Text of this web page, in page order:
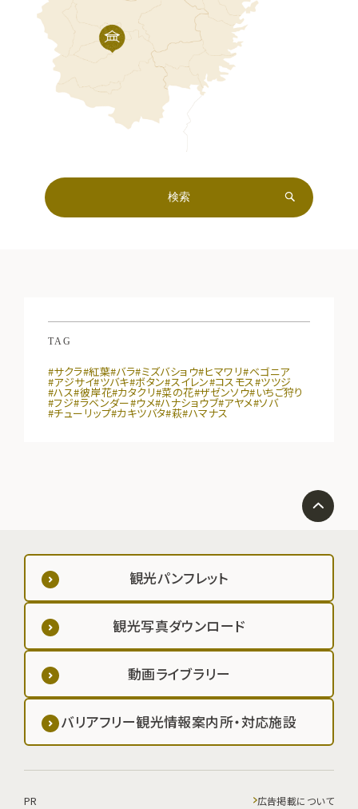
TAG
#サクラ#紅葉#バラ#ミズバショウ#ヒマワリ#ベゴニア
#アジサイ#ツバキ#ボタン#スイレン#コスモス#ツツジ
#ハス#彼岸花#カタクリ#菜の花#ザゼンソウ#いちご狩り
#フジ#ラベンダー#ウメ#ハナショウブ#アヤメ#ソバ
#チューリップ#カキツバタ#萩#ハマナス
観光パンフレット
観光写真ダウンロード
動画ライブラリー
バリアフリー観光情報案内所・対応施設
PR 広告掲載について